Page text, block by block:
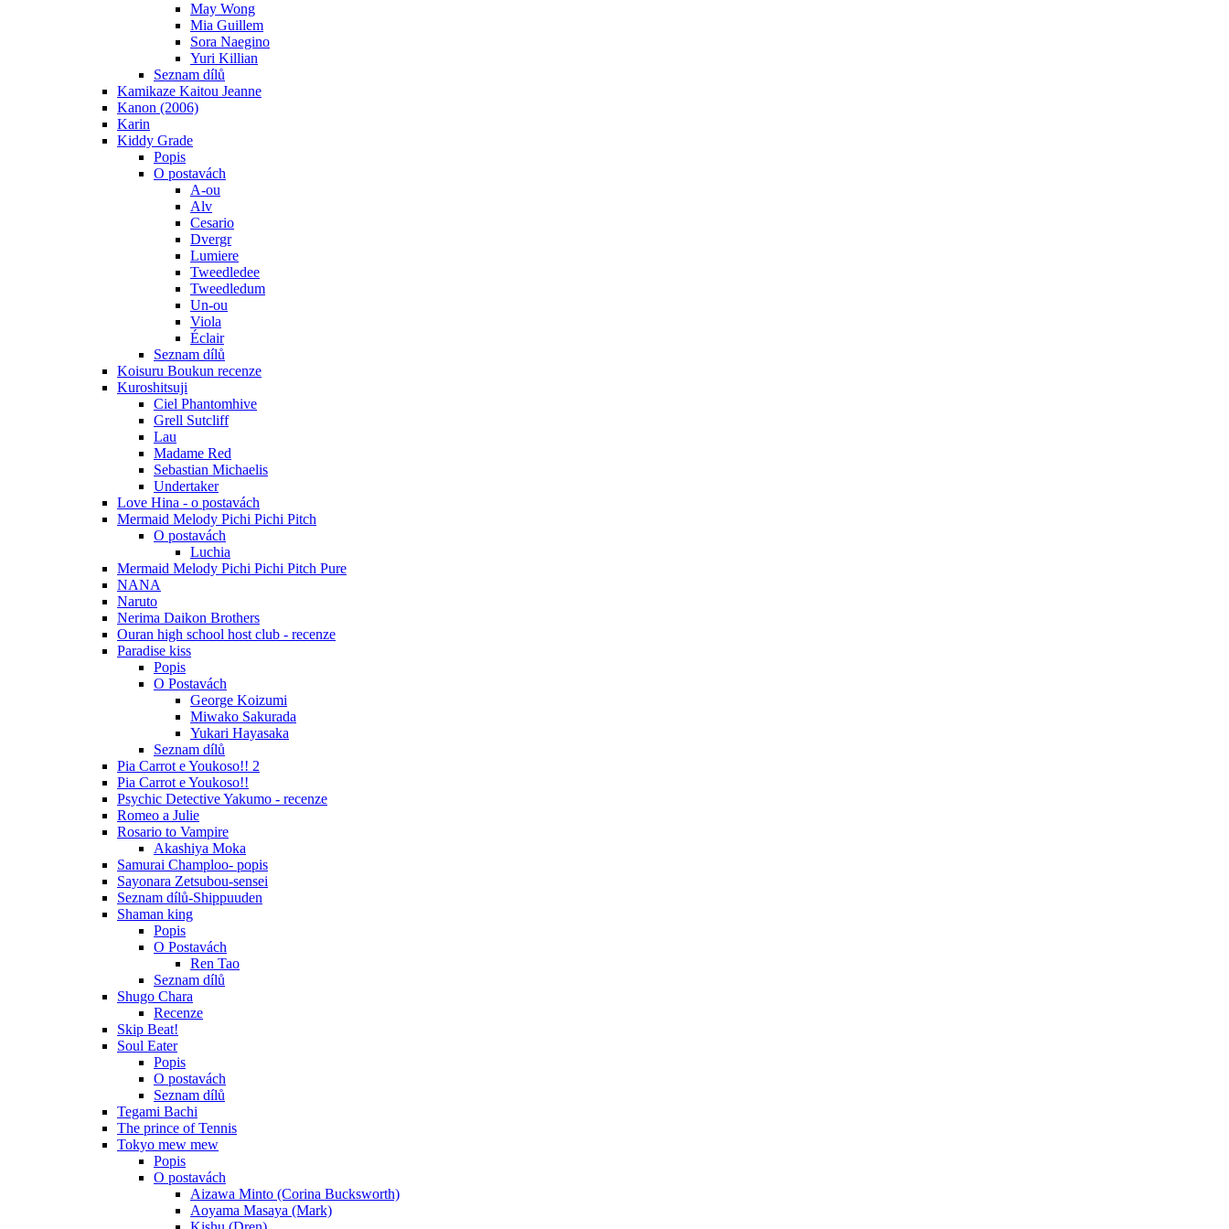
May Wong
Mia Guillem
Sora Naegino
Yuri Killian
Seznam dílů
Kamikaze Kaitou Jeanne
Kanon (2006)
Karin
Kiddy Grade
Popis
O postavách
A-ou
Alv
Cesario
Dvergr
Lumiere
Tweedledee
Tweedledum
Un-ou
Viola
Éclair
Seznam dílů
Koisuru Boukun recenze
Kuroshitsuji
Ciel Phantomhive
Grell Sutcliff
Lau
Madame Red
Sebastian Michaelis
Undertaker
Love Hina - o postavách
Mermaid Melody Pichi Pichi Pitch
O postavách
Luchia
Mermaid Melody Pichi Pichi Pitch Pure
NANA
Naruto
Nerima Daikon Brothers
Ouran high school host club - recenze
Paradise kiss
Popis
O Postavách
George Koizumi
Miwako Sakurada
Yukari Hayasaka
Seznam dílů
Pia Carrot e Youkoso!! 2
Pia Carrot e Youkoso!!
Psychic Detective Yakumo - recenze
Romeo a Julie
Rosario to Vampire
Akashiya Moka
Samurai Champloo- popis
Sayonara Zetsubou-sensei
Seznam dílů-Shippuuden
Shaman king
Popis
O Postavách
Ren Tao
Seznam dílů
Shugo Chara
Recenze
Skip Beat!
Soul Eater
Popis
O postavách
Seznam dílů
Tegami Bachi
The prince of Tennis
Tokyo mew mew
Popis
O postavách
Aizawa Minto (Corina Bucksworth)
Aoyama Masaya (Mark)